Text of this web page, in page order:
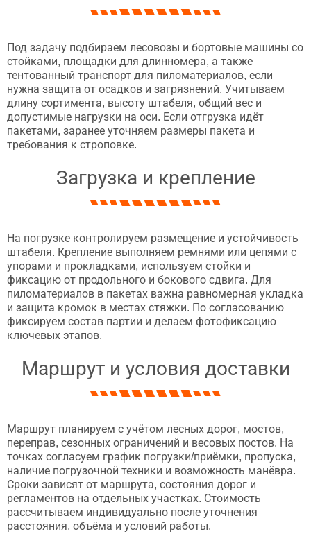
Под задачу подбираем лесовозы и бортовые машины со
стойками, площадки для длинномера, а также
тентованный транспорт для пиломатериалов, если
нужна защита от осадков и загрязнений. Учитываем
длину сортимента, высоту штабеля, общий вес и
допустимые нагрузки на оси. Если отгрузка идёт
пакетами, заранее уточняем размеры пакета и
требования к строповке.
Загрузка и крепление
На погрузке контролируем размещение и устойчивость
штабеля. Крепление выполняем ремнями или цепями с
упорами и прокладками, используем стойки и
фиксацию от продольного и бокового сдвига. Для
пиломатериалов в пакетах важна равномерная укладка
и защита кромок в местах стяжки. По согласованию
фиксируем состав партии и делаем фотофиксацию
ключевых этапов.
Маршрут и условия доставки
Маршрут планируем с учётом лесных дорог, мостов,
переправ, сезонных ограничений и весовых постов. На
точках согласуем график погрузки/приёмки, пропуска,
наличие погрузочной техники и возможность манёвра.
Сроки зависят от маршрута, состояния дорог и
регламентов на отдельных участках. Стоимость
рассчитываем индивидуально после уточнения
расстояния, объёма и условий работы.